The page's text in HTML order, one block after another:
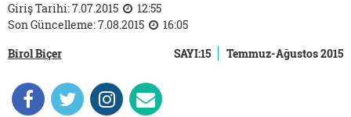
Giriş Tarihi: 7.07.2015
12:55
Son Güncelleme: 7.08.2015
16:05
Birol Biçer
SAYI:15 Temmuz-Ağustos 2015